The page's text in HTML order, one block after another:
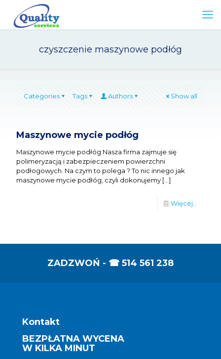
czyszczenie maszynowe podłóg
Categories Tags Authors Show all
Maszynowe mycie podłóg
Maszynowe mycie podłóg Nasza firma zajmuje się
polimeryzacją i zabezpieczeniem powierzchni
podłogowych. Na czym to polega ? To nic innego jak
maszynowe mycie podłóg, czyli dokonujemy […]
Więcej...
ZADZWOŃ - ☎ 514 561 238
Kontakt
BEZPŁATNA WYCENA
W KILKA MINUT